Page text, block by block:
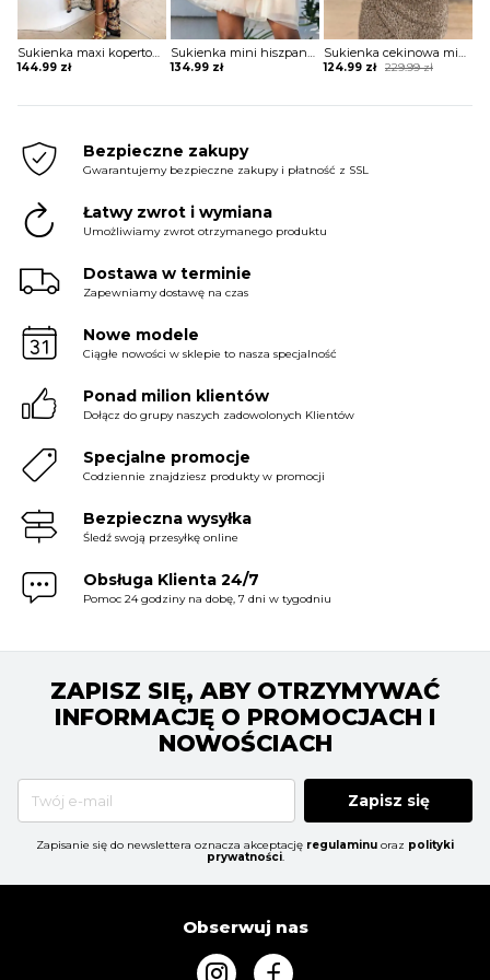
Sukienka maxi kopertowa w stylu boho
144.99 zł
Sukienka mini hiszpanka tiulowa z szerokimi rękawami
134.99 zł
Sukienka cekinowa mini z krótkim rękawem
229.99zł
Original
124.99 zł
Current
Bezpieczne zakupy
Gwarantujemy bezpieczne zakupy i płatność z SSL
Łatwy zwrot i wymiana
Umożliwiamy zwrot otrzymanego produktu
Dostawa w terminie
Zapewniamy dostawę na czas
Nowe modele
Ciągłe nowości w sklepie to nasza specjalność
Ponad milion klientów
Dołącz do grupy naszych zadowolonych Klientów
Specjalne promocje
Codziennie znajdziesz produkty w promocji
Bezpieczna wysyłka
Śledź swoją przesyłkę online
Obsługa Klienta 24/7
Pomoc 24 godziny na dobę, 7 dni w tygodniu
ZAPISZ SIĘ, ABY OTRZYMYWAĆ
INFORMACJĘ O PROMOCJACH I
NOWOŚCIACH
Zapisz się
Zapisanie się do newslettera oznacza akceptację regulaminu oraz polityki
prywatności.
Obserwuj nas